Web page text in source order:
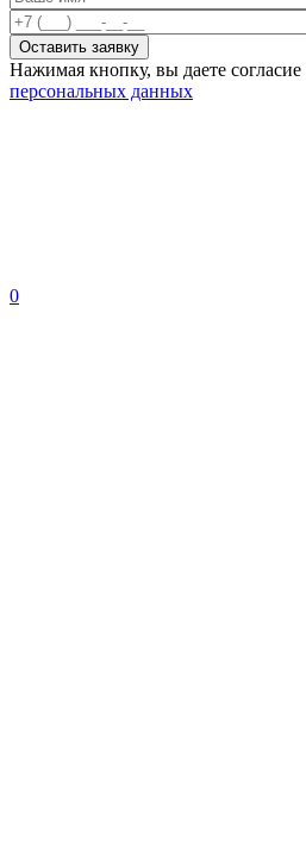
Нажимая кнопку, вы даете согласие
персональных данных
0